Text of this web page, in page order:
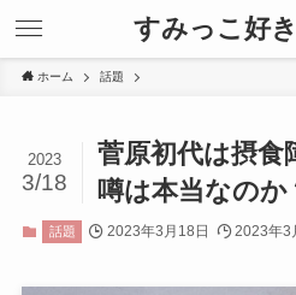
すみっこ好
ホーム 話題
菅原初代は摂食
噂は本当なのか
2023
3/18
話題 2023年3月18日 2023年3